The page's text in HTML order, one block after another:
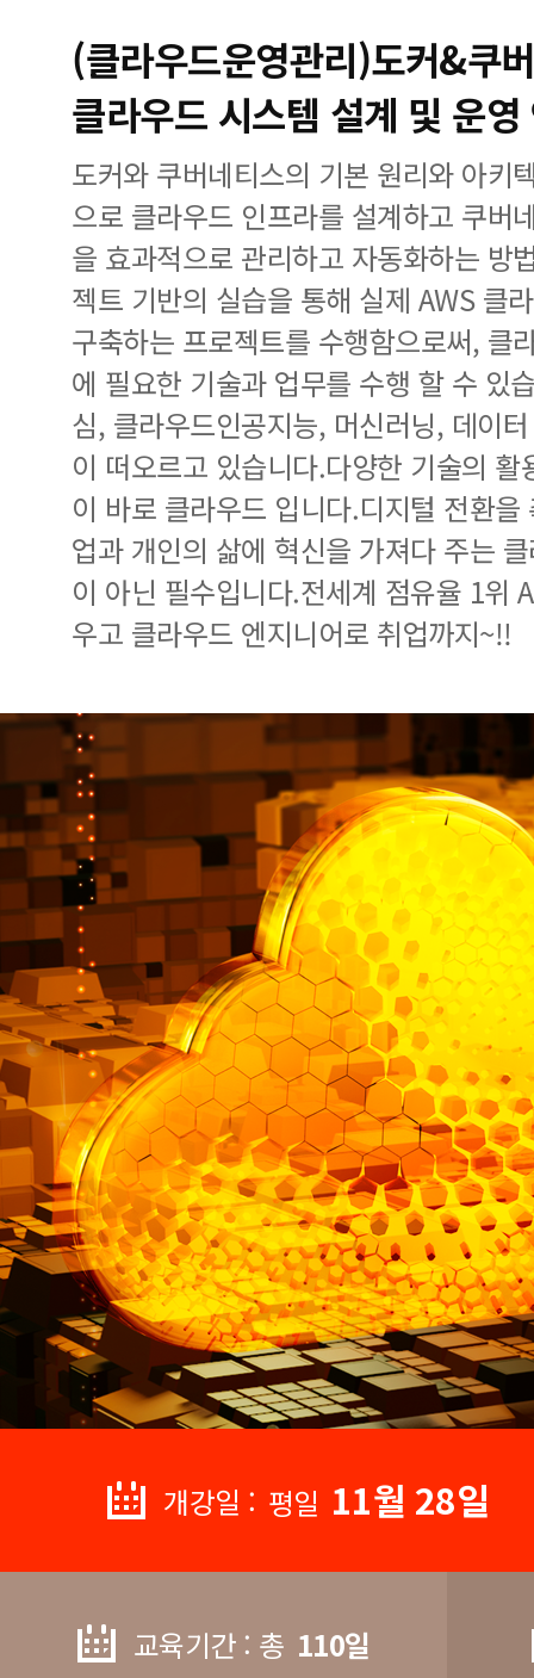
(클라우드운영관리)도커&쿠
클라우드 시스템 설계 및 운
도커와 쿠버네티스의 기본 원리와 아키
으로 클라우드 인프라를 설계하고 쿠버
을 효과적으로 관리하고 자동화하는 방
젝트 기반의 실습을 통해 실제 AWS 클
구축하는 프로젝트를 수행함으로써, 클
에 필요한 기술과 업무를 수행 할 수 있
심, 클라우드인공지능, 머신러닝, 데이
이 떠오르고 있습니다.다양한 기술의
이 바로 클라우드 입니다.디지털 전환
업과 개인의 삶에 혁신을 가져다 주는
이 아닌 필수입니다.전세계 점유율 1위
우고 클라우드 엔지니어로 취업까지~!!
개강일 : 평일 11월 28일
교육기간 : 총 110일